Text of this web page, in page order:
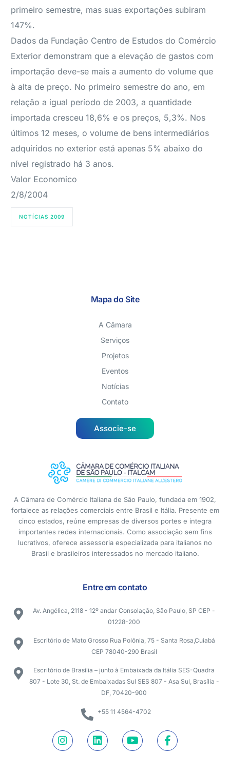
primeiro semestre, mas suas exportações subiram
147%.
Dados da Fundação Centro de Estudos do Comércio
Exterior demonstram que a elevação de gastos com
importação deve-se mais a aumento do volume que
à alta de preço. No primeiro semestre do ano, em
relação a igual período de 2003, a quantidade
importada cresceu 18,6% e os preços, 5,3%. Nos
últimos 12 meses, o volume de bens intermediários
adquiridos no exterior está apenas 5% abaixo do
nível registrado há 3 anos.
Valor Economico
2/8/2004
NOTÍCIAS 2009
Mapa do Site
A Câmara
Serviços
Projetos
Eventos
Notícias
Contato
Associe-se
A Câmara de Comércio Italiana de São Paulo, fundada em 1902,
fortalece as relações comerciais entre Brasil e Itália. Presente em
cinco estados, reúne empresas de diversos portes e integra
importantes redes internacionais. Como associação sem fins
lucrativos, oferece assessoria especializada para italianos no
Brasil e brasileiros interessados no mercado italiano.
Entre em contato
Av. Angélica, 2118 - 12º andar Consolação, São Paulo, SP CEP -
01228-200
Escritório de Mato Grosso Rua Polônia, 75 - Santa Rosa,Cuiabá
CEP 78040-290 Brasil
Escritório de Brasília – junto à Embaixada da Itália SES-Quadra
807 - Lote 30, St. de Embaixadas Sul SES 807 - Asa Sul, Brasília -
DF, 70420-900
+55 11 4564-4702